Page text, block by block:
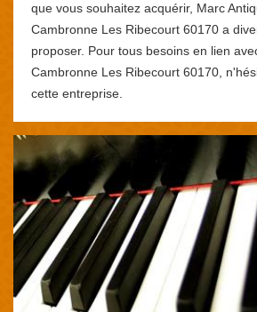
que vous souhaitez acquérir, Marc
Cambronne Les Ribecourt 60170 a
proposer. Pour tous besoins en lien
Cambronne Les Ribecourt 60170,
cette entreprise.